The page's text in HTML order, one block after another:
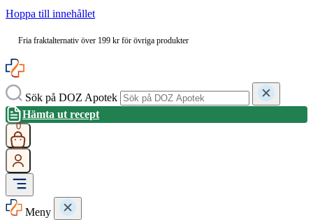
Hoppa till innehållet
Fria fraktalternativ över 199 kr för övriga produkter
Sök på DOZ Apotek
Hämta ut recept
0
Meny